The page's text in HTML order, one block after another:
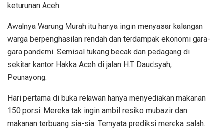
keturunan Aceh.
Awalnya Warung Murah itu hanya ingin menyasar kalangan
warga berpenghasilan rendah dan terdampak ekonomi gara-
gara pandemi. Semisal tukang becak dan pedagang di
sekitar kantor Hakka Aceh di jalan H.T Daudsyah,
Peunayong.
Hari pertama di buka relawan hanya menyediakan makanan
150 porsi. Mereka tak ingin ambil resiko mubazir dan
makanan terbuang sia-sia. Ternyata prediksi mereka salah.